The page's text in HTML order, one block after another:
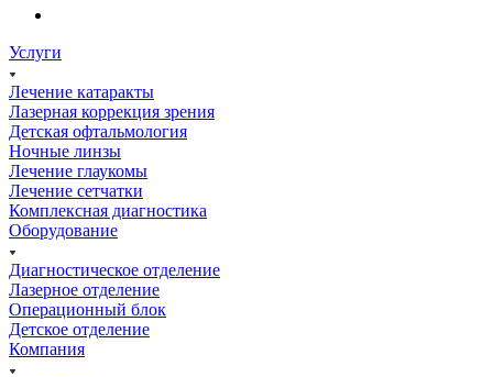
Услуги
Лечение катаракты
Лазерная коррекция зрения
Детская офтальмология
Ночные линзы
Лечение глаукомы
Лечение сетчатки
Комплексная диагностика
Оборудование
Диагностическое отделение
Лазерное отделение
Операционный блок
Детское отделение
Компания